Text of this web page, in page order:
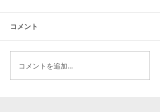
コメント
コメントを追加…